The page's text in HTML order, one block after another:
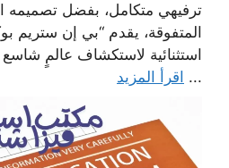
ترفيهي متكامل، بفضل تصميمه
المتفوقة، يقدم “بي إن ستريم
استثنائية لاستكشاف عالمٍ
... اقرأ المزيد